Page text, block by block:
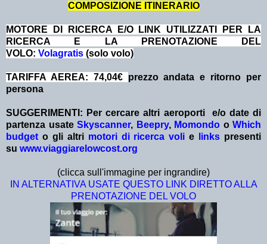
COMPOSIZIONE ITINERARIO
MOTORE DI RICERCA E/O LINK UTILIZZATI PER LA
RICERCA E LA PRENOTAZIONE DEL
VOLO: Volagratis (solo volo)
TARIFFA AEREA: 74,04€ prezzo andata e ritorno per
persona
SUGGERIMENTI: Per cercare altri aeroporti e/o date di
partenza usate Skyscanner, Beepry, Momondo o Which
budget o gli altri motori di ricerca voli e links presenti
su www.viaggiarelowcost.org
(clicca sull'immagine per ingrandire)
IN ALTERNATIVA USATE QUESTO LINK DIRETTO ALLA
PRENOTAZIONE DEL VOLO